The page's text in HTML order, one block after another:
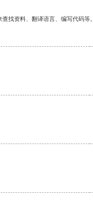
找资料、翻译语言、编写代码等。